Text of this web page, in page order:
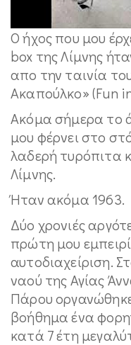
Ο ήχος που μου
box της Λίμνης
απο την ταινία
Ακαπούλκο» (Fun
Ακόμα σήμερα το
μου φέρνει στο
λαδερή τυρόπιτα
Λίμνης.
Ήταν ακόμα 1963.
Δύο χρονιές
πρώτη μου
αυτοδιαχείριση.
ναού της Αγίας
Πάρου
βοήθημα ένα
κατά 7 έτη